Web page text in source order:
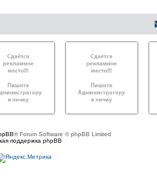
® Forum Software © phpBB Limited
поддержка phpBB